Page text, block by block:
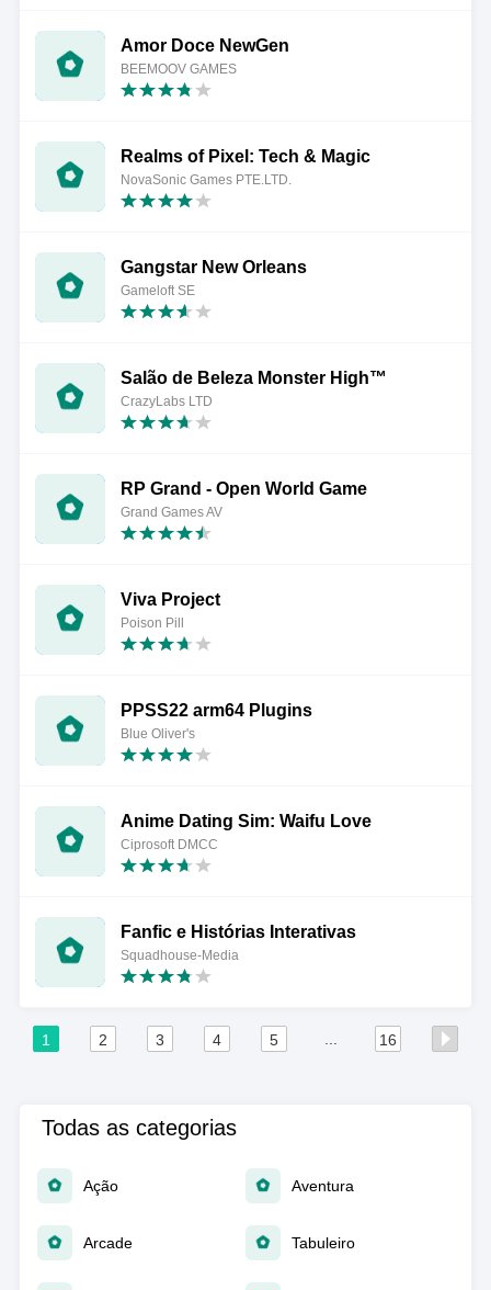
Amor Doce NewGen
BEEMOOV GAMES
Realms of Pixel: Tech & Magic
NovaSonic Games PTE.LTD.
Gangstar New Orleans
Gameloft SE
Salão de Beleza Monster High™
CrazyLabs LTD
RP Grand - Open World Game
Grand Games AV
Viva Project
Poison Pill
PPSS22 arm64 Plugins
Blue Oliver's
Anime Dating Sim: Waifu Love
Ciprosoft DMCC
Fanfic e Histórias Interativas
Squadhouse-Media
1 2 3 4 5 16
Todas as categorias
Ação Aventura
Arcade Tabuleiro